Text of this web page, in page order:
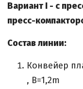
Вариант I - с
пресс-
Состав линии:
Конвейер
, B=1,2m